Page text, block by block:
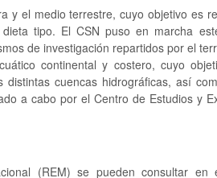
y el medio terrestre, cuyo objetivo es
tipo. El CSN puso en marcha
de investigación repartidos por el
continental y costero, cuyo
distintas cuencas hidrográficas, así
a cabo por el Centro de Estudios y
(REM) se pueden consultar en